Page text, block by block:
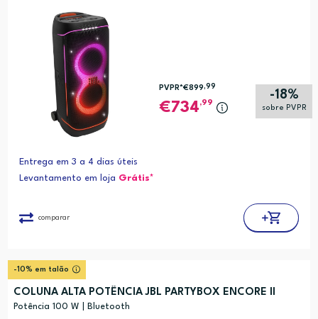
-18%
sobre PVPR
PVPR*€899,99
734,99
Entrega em 3 a 4 dias úteis
Levantamento em loja Grátis*
comparar
-10% em talão
COLUNA ALTA POTÊNCIA JBL PARTYBOX ENCORE II
Potência 100 W | Bluetooth